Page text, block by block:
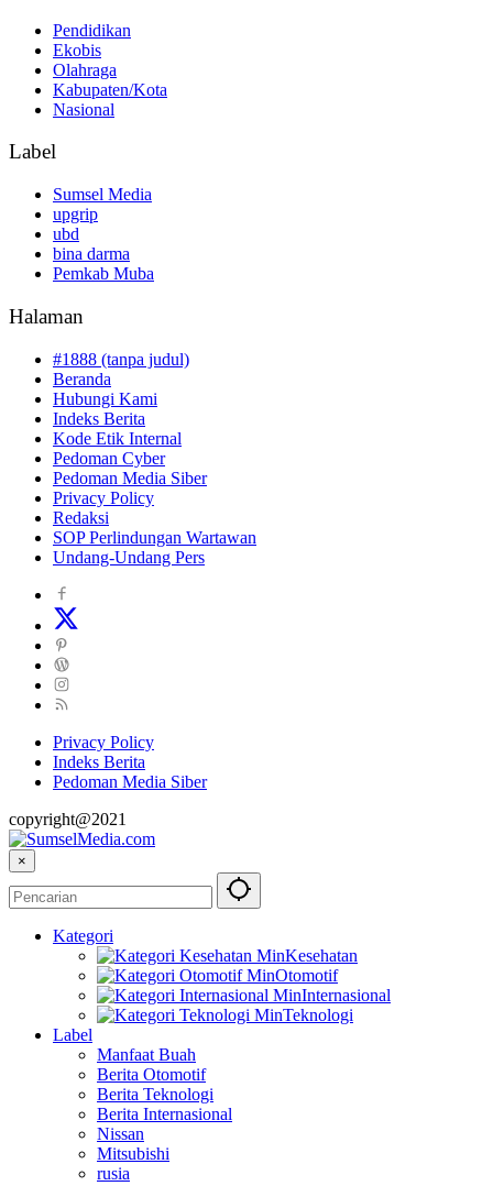
Pendidikan
Ekobis
Olahraga
Kabupaten/Kota
Nasional
Label
Sumsel Media
upgrip
ubd
bina darma
Pemkab Muba
Halaman
#1888 (tanpa judul)
Beranda
Hubungi Kami
Indeks Berita
Kode Etik Internal
Pedoman Cyber
Pedoman Media Siber
Privacy Policy
Redaksi
SOP Perlindungan Wartawan
Undang-Undang Pers
Privacy Policy
Indeks Berita
Pedoman Media Siber
copyright@2021
×
Kategori
Kesehatan
Otomotif
Internasional
Teknologi
Label
Manfaat Buah
Berita Otomotif
Berita Teknologi
Berita Internasional
Nissan
Mitsubishi
rusia